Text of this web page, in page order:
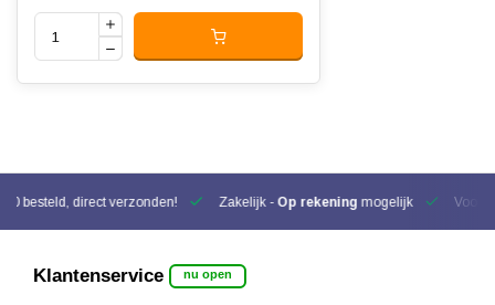
besteld, direct verzonden! Zakelijk - Op rekening mogelijk Voor
Klantenservice nu open